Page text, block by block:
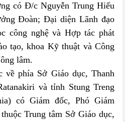
có Đ/c Nguyễn Trung Hiếu
Đoàn; Đại diện Lãnh đạo
công nghệ và Hợp tác phát
tạo, khoa Kỹ thuật và Công
lâm.
về phía Sở Giáo dục, Thanh
và tỉnh Stung Treng
có Giám đốc, Phó Giám
Trung tâm Sở Giáo dục,